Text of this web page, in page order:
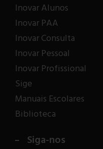
Inovar Alunos
Inovar PAA
Inovar Consulta
Inovar Pessoal
Inovar Profissional
Sige
Manuais Escolares
Biblioteca
Siga-nos